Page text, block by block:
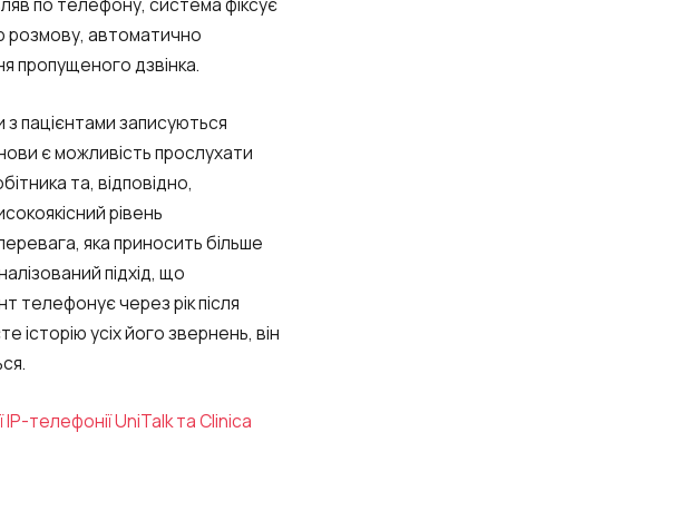
розмову, автоматично
дзвінка.
з пацієнтами записуються
є можливість прослухати
та, відповідно,
рівень
яка приносить більше
підхід, що
телефонує через рік після
історію усіх його звернень, він
IP-телефонії UniTalk та Clinica
partner
Alternative:Alternative:
Alternative: